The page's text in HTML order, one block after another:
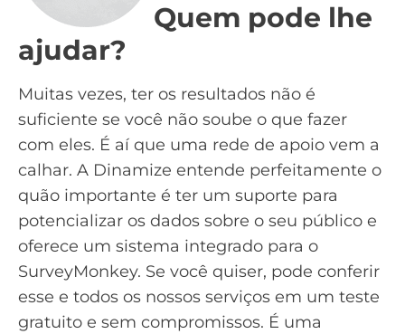
Quem pode lhe
ajudar?
Muitas vezes, ter os resultados não é
suficiente se você não soube o que fazer
com eles. É aí que uma rede de apoio vem a
calhar. A Dinamize entende perfeitamente o
quão importante é ter um suporte para
potencializar os dados sobre o seu público e
oferece um sistema integrado para o
SurveyMonkey. Se você quiser, pode conferir
esse e todos os nossos serviços em um teste
gratuito e sem compromissos. É uma